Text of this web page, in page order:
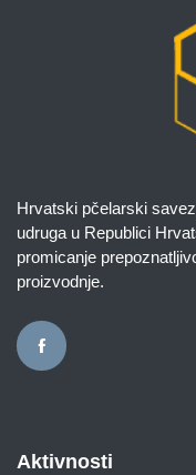
Hrvatski pčelarski
udruga u Republici
promicanje
proizvodnje.
Aktivnosti